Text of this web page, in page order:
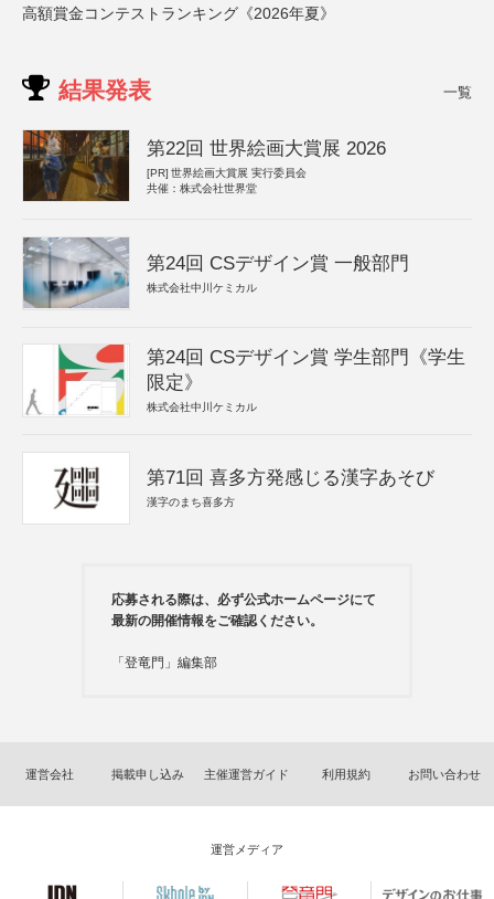
高額賞金コンテストランキング《2026年夏》
結果発表 一覧
第22回 世界絵画大賞展 2026
[PR] 世界絵画大賞展 実行委員会
共催：株式会社世界堂
第24回 CSデザイン賞 一般部門
株式会社中川ケミカル
第24回 CSデザイン賞 学生部門《学生
限定》
株式会社中川ケミカル
第71回 喜多方発感じる漢字あそび
漢字のまち喜多方
応募される際は、必ず公式ホームページにて
最新の開催情報をご確認ください。
「登竜門」編集部
運営会社 掲載申し込み 主催運営ガイド 利用規約 お問い合わせ
運営メディア